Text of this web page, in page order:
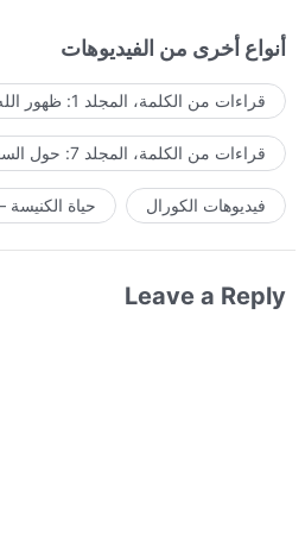
أنواع أخرى من الفيديوهات
قراءات من الكلمة، المجلد 1: ظهور الله وعمله
قراءات من الكلمة، المجلد 7: حول السعي إلى الحق
فيديوهات الكورال حياة
Leave a Reply